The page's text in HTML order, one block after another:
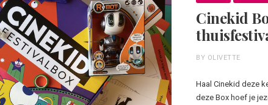
Cinekid
BY OLIVETTE
Haal Cinekid deze
deze Box hoef je